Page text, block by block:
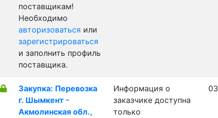
поставщикам!
Необходимо
авторизоваться или
зарегистрироваться
и заполнить профиль
поставщика.
Закупка: Перевозка
г. Шымкент -
Акмолинская обл.,
Информация о
заказчике доступна
только